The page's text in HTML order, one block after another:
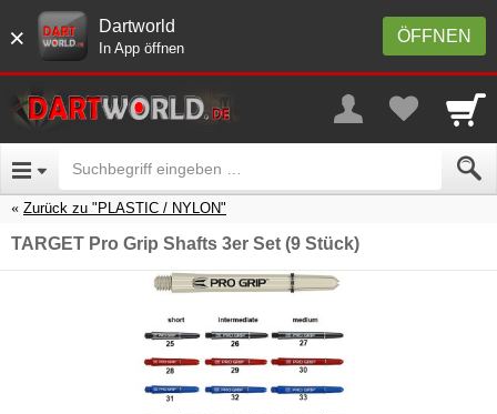
× ÖFFNEN
Dartworld
In App öffnen
Zurück zu "PLASTIC / NYLON"
TARGET Pro Grip Shafts 3er Set (9 Stück)